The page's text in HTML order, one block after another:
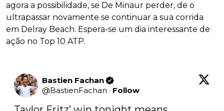
agora a possibilidade, se De Minaur perder, de o
ultrapassar novamente se continuar a sua corrida
em Delray Beach. Espera-se um dia interessante de
ação no Top 10 ATP.
Bastien Fachan
@BastienFachan · Follow